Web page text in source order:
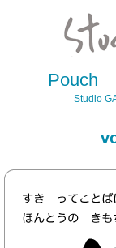
Pouch
Studio